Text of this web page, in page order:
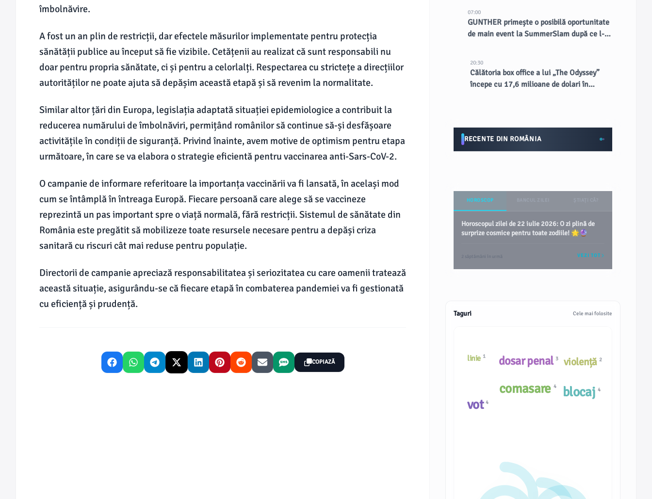
îmbolnăvire.
A fost un an plin de restricții, dar efectele măsurilor implementate pentru protecția
sănătății publice au început să fie vizibile. Cetățenii au realizat că sunt responsabili nu
doar pentru propria sănătate, ci și pentru a celorlalți. Respectarea cu strictețe a direcțiilor
autorităților ne poate ajuta să depășim această etapă și să revenim la normalitate.
Similar altor țări din Europa, legislația adaptată situației epidemiologice a contribuit la
reducerea numărului de îmbolnăviri, permițând românilor să continue să-și desfășoare
activitățile în condiții de siguranță. Privind înainte, avem motive de optimism pentru etapa
următoare, în care se va elabora o strategie eficientă pentru vaccinarea anti-Sars-CoV-2.
O campanie de informare referitoare la importanța vaccinării va fi lansată, în același mod
cum se întâmplă în întreaga Europă. Fiecare persoană care alege să se vaccineze
reprezintă un pas important spre o viață normală, fără restricții. Sistemul de sănătate din
România este pregătit să mobilizeze toate resursele necesare pentru a depăși criza
sanitară cu riscuri cât mai reduse pentru populație.
Directorii de campanie apreciază responsabilitatea și seriozitatea cu care oamenii tratează
această situație, asigurându-se că fiecare etapă în combaterea pandemiei va fi gestionată
cu eficiență și prudență.
COPIAZĂ
07:00
GUNTHER primește o posibilă oportunitate
de main event la SummerSlam după ce l-a
20:30
Călătoria box office a lui „The Odyssey”
începe cu 17,6 milioane de dolari în
RECENTE DIN ROMÂNIA
HOROSCOP
Horoscopul zilei de 22 iulie 2026: O zi plină de
surprize cosmice pentru toate zodiile! 🌟🔮
2 săptămâni în urmă VEZI TOT
Taguri Cele mai folosite
dosar penal 3 violență 2
vot4
comasare 4 blocaj4
linie 1